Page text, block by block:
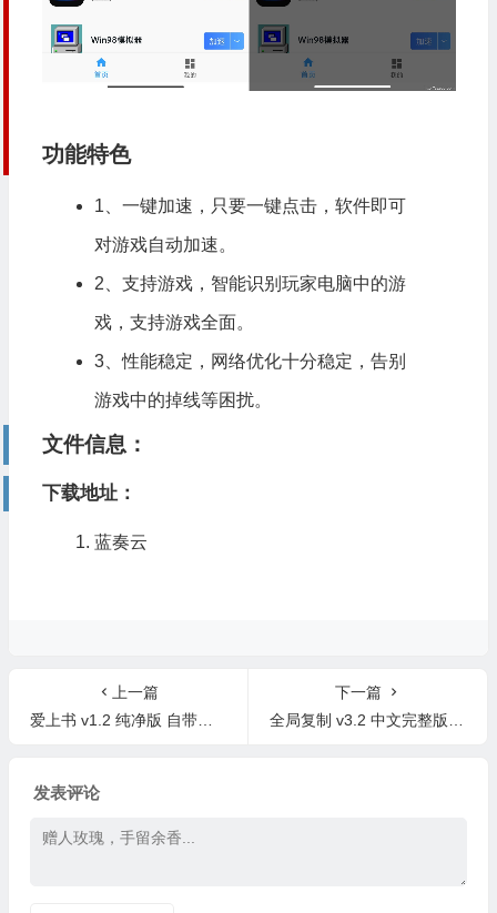
功能特色
1、一键加速，只要一键点击，软件即可
对游戏自动加速。
2、支持游戏，智能识别玩家电脑中的游
戏，支持游戏全面。
3、性能稳定，网络优化十分稳定，告别
游戏中的掉线等困扰。
文件信息：
下载地址：
蓝奏云
上一篇
爱上书 v1.2 纯净版 自带书源神器app下载
下一篇
全局复制 v3.2 中文完整版 破解网页复制限制
发表评论